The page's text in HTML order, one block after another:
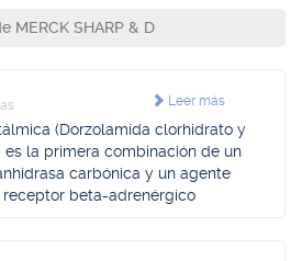
MERCK SHARP & D
Leer más
(Dorzolamida clorhidrato y
es la primera combinación de un
carbónica y un agente
beta-adrenérgico